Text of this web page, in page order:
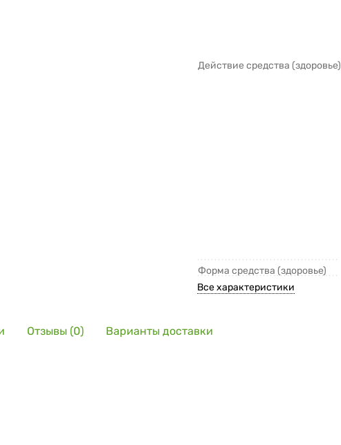
Действие средства (здоровье)
Форма средства (здоровье)
Все характеристики
Отзывы (0) Варианты доставки